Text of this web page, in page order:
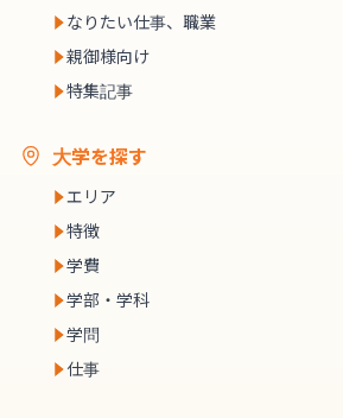
なりたい仕事、職業
親御様向け
特集記事
大学を探す
エリア
特徴
学費
学部・学科
学問
仕事